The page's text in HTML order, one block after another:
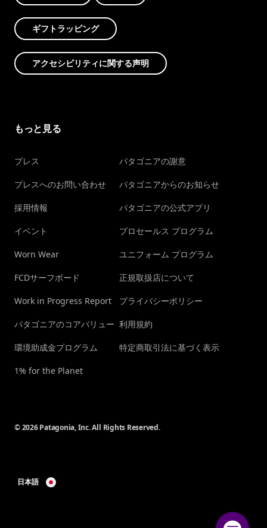
ギフトラッピング
アクセシビリティに関する声明
もっと見る
プレス
プレスへのお問い合わせ
採用情報
イベント
Worn Wear
FCDサーフボード
Work in Progress Report
パタゴニアのコアバリュー
環境助成金プログラム
1% for the Planet
パタゴニアの謝意
パタゴニアからのお知らせ
パタゴニアの公式アプリ
プロセールス プログラム
ユニフォーム プログラム
正規取扱店について
プライバシーポリシー
利用規約
特定商取引法に基づく表示
© 2026 Patagonia, Inc. All Rights Reserved.
日本語